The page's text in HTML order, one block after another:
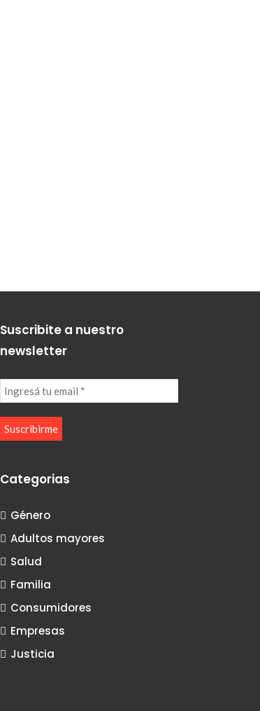
Suscribite a nuestro
newsletter
Categorias
Género
Adultos mayores
Salud
Familia
Consumidores
Empresas
Justicia